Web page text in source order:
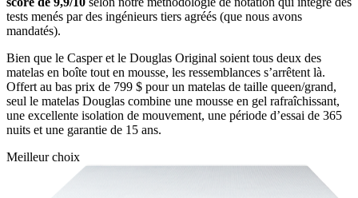
tests menés par des ingénieurs tiers agréés (que nous avons
mandatés).
Bien que le Casper et le Douglas Original soient tous deux des
matelas en boîte tout en mousse, les ressemblances s’arrêtent là.
Offert au bas prix de 799 $ pour un matelas de taille queen/grand,
seul le matelas Douglas combine une mousse en gel rafraîchissant,
une excellente isolation de mouvement, une période d’essai de 365
nuits et une garantie de 15 ans.
Meilleur choix